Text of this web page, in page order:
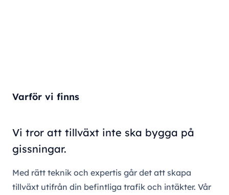
Varför vi finns
Vi tror att tillväxt inte ska bygga på
gissningar.
Med rätt teknik och expertis går det att skapa
tillväxt utifrån din befintliga trafik och intäkter. Vår